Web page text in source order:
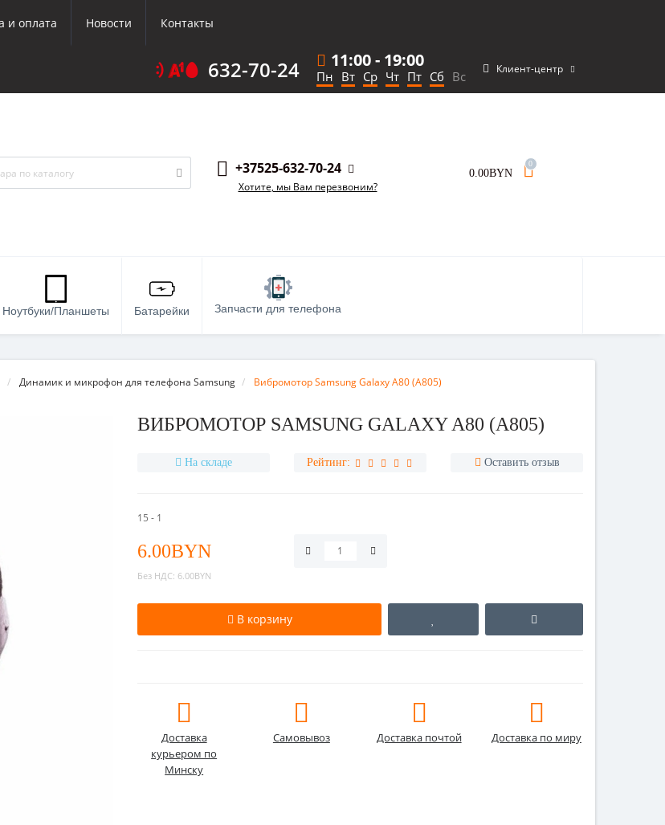
и оплата Новости Контакты
632-70-24 11:00- 19:00
Пн Вт Ср Чт Пт Сб Вс Клиент-центр
+37525-632-70-24
Хотите, мы Вам перезвоним?
0.00BYN
0
Ноутбуки/Планшеты Батарейки Запчасти для телефона
Динамик и микрофон для телефона Samsung Вибромотор Samsung Galaxy A80 (A805)
ВИБРОМОТОР SAMSUNG GALAXY A80 (A805)
На складе Рейтинг: Оставить отзыв
15 - 1
6.00BYN
Без НДС: 6.00BYN
В корзину
Доставка
курьером по
Минску
Самовывоз Доставка почтой Доставка по миру